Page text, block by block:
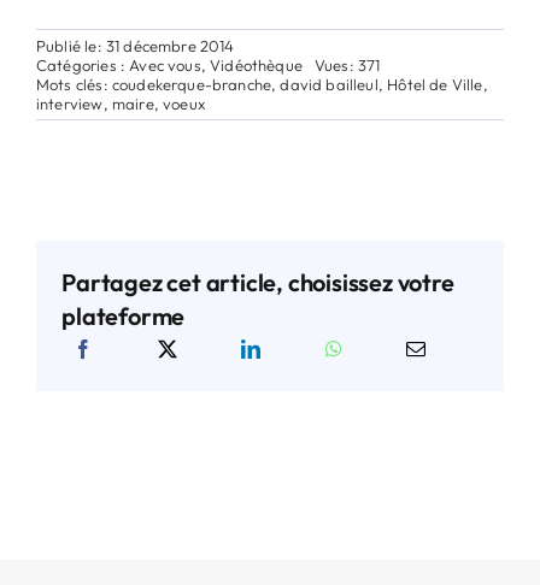
Publié le: 31 décembre 2014
Catégories : Avec vous,Vidéothèque
Vues: 371
Mots clés: coudekerque-branche,david bailleul, Hôtel de Ville,
interview, maire,voeux
Partagez cet article, choisissez votre
plateforme